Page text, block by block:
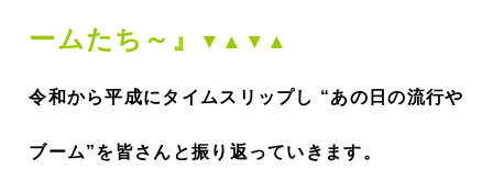
ームたち～』
▼▲▼▲
令和から平成にタイムスリップし “あの日の流行や
ブーム”を皆さんと振り返っていきます。